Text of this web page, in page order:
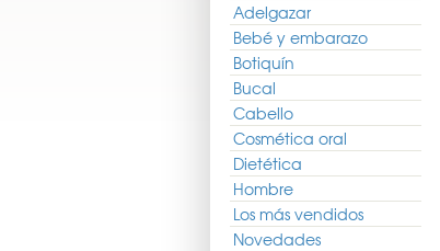
Adelgazar
Bebé y embarazo
Botiquín
Bucal
Cabello
Cosmética oral
Dietética
Hombre
Los más vendidos
Novedades